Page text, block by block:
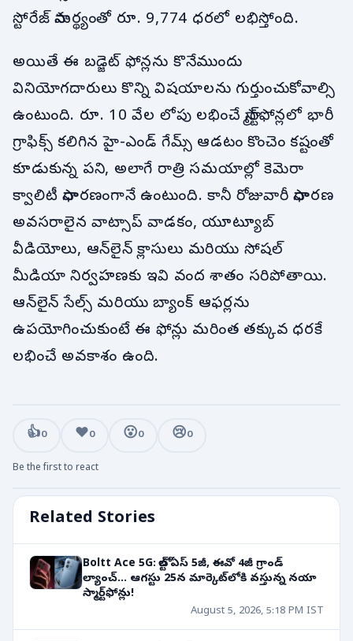
స్టోరేజ్ సామర్థ్యంతో రూ. 9,774 ధరలో లభిస్తోంది.
అయితే ఈ బడ్జెట్ ఫోన్లను కొనేముందు
వినియోగదారులు కొన్ని విషయాలను గుర్తుంచుకోవాల్సి
ఉంటుంది. రూ. 10 వేల లోపు లభించే స్మార్ట్‌ఫోన్లలో భారీ
గ్రాఫిక్స్ కలిగిన హై-ఎండ్ గేమ్స్ ఆడటం కొంచెం కష్టంతో
కూడుకున్న పని, అలాగే రాత్రి సమయాల్లో కెమెరా
క్వాలిటీ సాధారణంగానే ఉంటుంది. కానీ రోజువారీ సాధారణ
అవసరాలైన వాట్సాప్ వాడకం, యూట్యూబ్
వీడియోలు, ఆన్‌లైన్ క్లాసులు మరియు సోషల్
మీడియా నిర్వహణకు ఇవి వంద శాతం సరిపోతాయి.
ఆన్‌లైన్ సేల్స్ మరియు బ్యాంక్ ఆఫర్లను
ఉపయోగించుకుంటే ఈ ఫోన్లు మరింత తక్కువ ధరకే
లభించే అవకాశం ఉంది.
Related Stories
Boltt Ace 5G: బోల్ట్ ఏస్ 5జీ, ఈవో 4జీ గ్రాండ్
ల్యాంచ్... ఆగస్టు 25న మార్కెట్‌లోకి వస్తున్న నయా
స్మార్ట్‌ఫోన్లు!
August 5, 2026, 5:18 PM IST
👍0 ❤️0 😮0 😢0
Be the first to react